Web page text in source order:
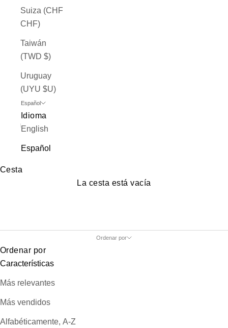
Suiza (CHF
CHF)
Taiwán
(TWD $)
Uruguay
(UYU $U)
Español
Idioma
English
Español
Cesta
La cesta está vacía
Ordenar por
Ordenar por
Características
Más relevantes
Más vendidos
Alfabéticamente, A-Z